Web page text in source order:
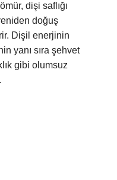
dişi saflığı
doğuş
Dişil enerjinin
yanı sıra şehvet
gibi olumsuz